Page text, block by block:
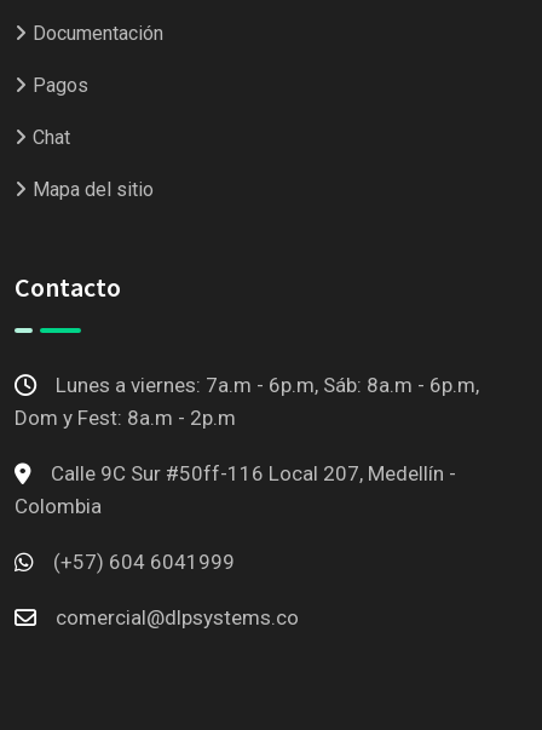
Documentación
Pagos
Chat
Mapa del sitio
Contacto
Lunes a viernes: 7a.m - 6p.m, Sáb: 8a.m - 6p.m,
Dom y Fest: 8a.m - 2p.m
Calle 9C Sur #50ff-116 Local 207, Medellín -
Colombia
(+57) 604 6041999
comercial@dlpsystems.co